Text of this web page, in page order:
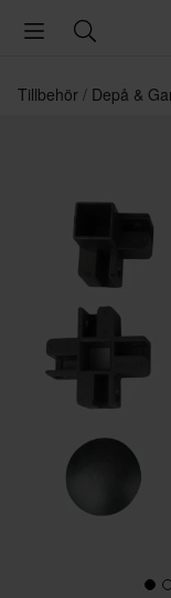
Tillbehör Depå &